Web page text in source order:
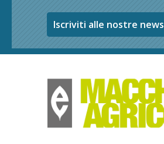
Iscriviti alle nostre